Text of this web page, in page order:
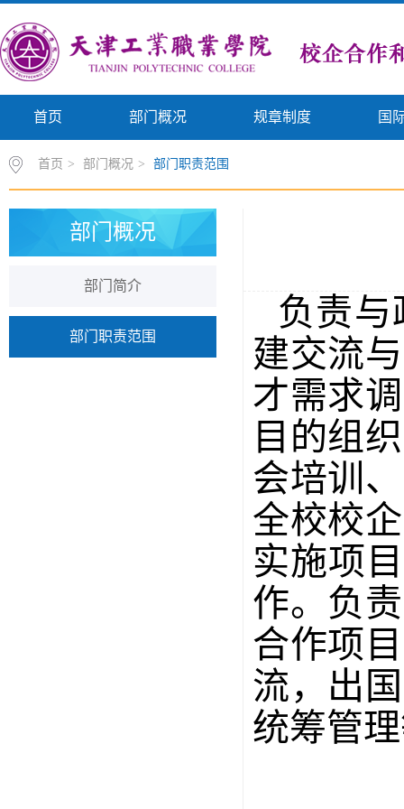
首页 部门概况 规章制度 国
首页 > 部门概况 > 部门职责范围
部门概况
部门简介
部门职责范围
负责与
建交流
才需求
目的组
会培训
全校校
实施项
作。负
合作项
流，出
统筹管